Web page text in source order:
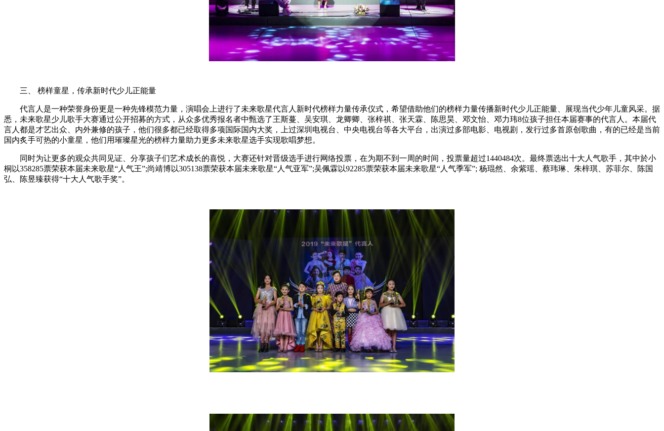
三、 榜样童星，传承新时代少儿正能量
代言人是一种荣誉身份更是一种先锋模范力量，演唱会上进行了未来歌星代言人新时代榜样力量传承仪式，希望借助他们的榜样力量传播新时代少儿正能量、展现当代少年儿童风采。据
悉，未来歌星少儿歌手大赛通过公开招募的方式，从众多优秀报名者中甄选了王斯蔓、吴安琪、龙卿卿、张梓祺、张天霖、陈思昊、邓文怡、邓力玮8位孩子担任本届赛事的代言人。本届代
言人都是才艺出众、内外兼修的孩子，他们很多都已经取得多项国际国内大奖，上过深圳电视台、中央电视台等各大平台，出演过多部电影、电视剧，发行过多首原创歌曲，有的已经是当前
国内炙手可热的小童星，他们用璀璨星光的榜样力量助力更多未来歌星选手实现歌唱梦想。
同时为让更多的观众共同见证、分享孩子们艺术成长的喜悦，大赛还针对晋级选手进行网络投票，在为期不到一周的时间，投票量超过1440484次。最终票选出十大人气歌手，其中於小
桐以358285票荣获本届未来歌星“人气王”;尚靖博以305138票荣获本届未来歌星“人气亚军”;吴佩霖以92285票荣获本届未来歌星“人气季军”; 杨琨然、余紫瑶、蔡玮琳、朱梓琪、苏菲尔、陈国
弘、陈昱臻获得“十大人气歌手奖”。